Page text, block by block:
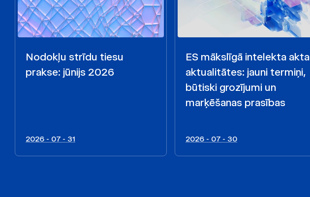
Nodokļu strīdu tiesu
prakse: jūnijs 2026
2026 - 07 - 31
ES mākslīgā intelekta akta
aktualitātes: jauni termiņi,
būtiski grozījumi un
marķēšanas prasības
2026 - 07 - 30